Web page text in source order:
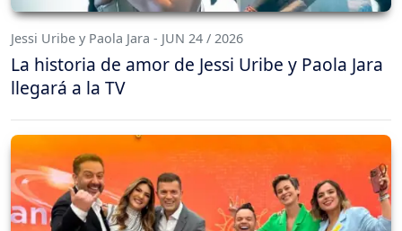
Jessi Uribe y Paola Jara - JUN 24 / 2026
La historia de amor de Jessi Uribe y Paola Jara
llegará a la TV